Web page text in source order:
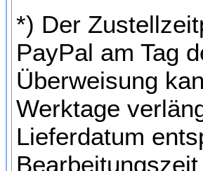
*) Der
PayPal am Tag
Überweisung
Werktage
Lieferdatum